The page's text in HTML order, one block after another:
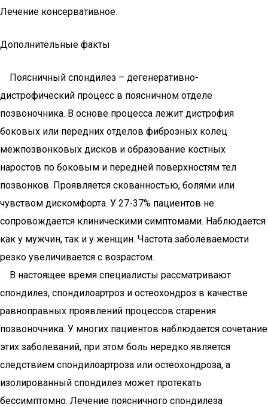
Лечение консервативное.
Дополнительные факты
Поясничный спондилез – дегенеративно-
дистрофический процесс в поясничном отделе
позвоночника. В основе процесса лежит дистрофия
боковых или передних отделов фиброзных колец
межпозвонковых дисков и образование костных
наростов по боковым и передней поверхностям тел
позвонков. Проявляется скованностью, болями или
чувством дискомфорта. У 27-37% пациентов не
сопровождается клиническими симптомами. Наблюдается
как у мужчин, так и у женщин. Частота заболеваемости
резко увеличивается с возрастом.
В настоящее время специалисты рассматривают
спондилез, спондилоартроз и остеохондроз в качестве
равноправных проявлений процессов старения
позвоночника. У многих пациентов наблюдается сочетание
этих заболеваний, при этом боль нередко является
следствием спондилоартроза или остеохондроза, а
изолированный спондилез может протекать
бессимптомно. Лечение поясничного спондилеза